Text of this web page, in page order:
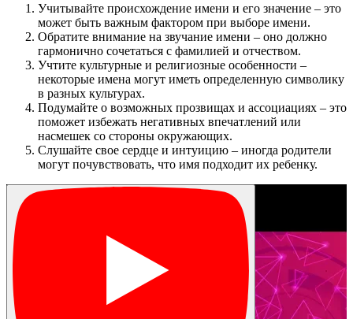
Учитывайте происхождение имени и его значение – это
может быть важным фактором при выборе имени.
Обратите внимание на звучание имени – оно должно
гармонично сочетаться с фамилией и отчеством.
Учтите культурные и религиозные особенности –
некоторые имена могут иметь определенную символику
в разных культурах.
Подумайте о возможных прозвищах и ассоциациях – это
поможет избежать негативных впечатлений или
насмешек со стороны окружающих.
Слушайте свое сердце и интуицию – иногда родители
могут почувствовать, что имя подходит их ребенку.